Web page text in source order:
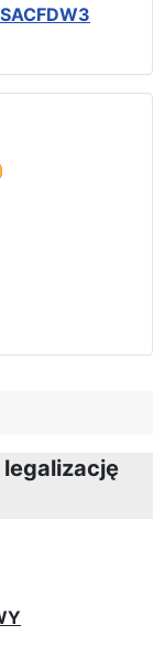
legalizację